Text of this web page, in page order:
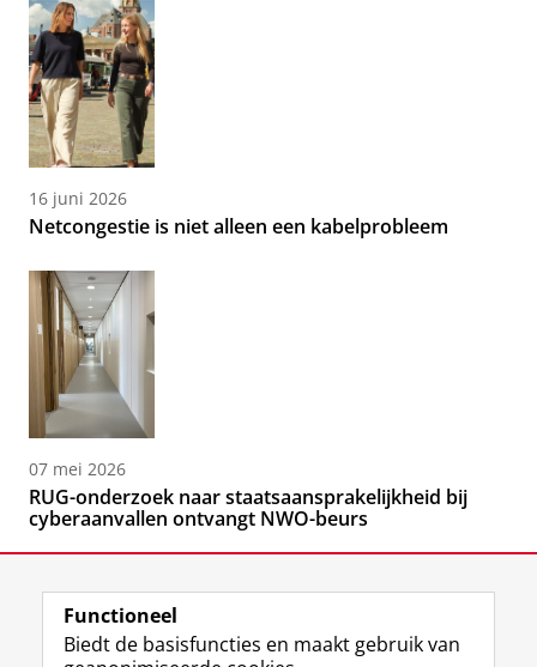
16 juni 2026
Netcongestie is niet alleen een kabelprobleem
07 mei 2026
RUG-onderzoek naar staatsaansprakelijkheid bij
cyberaanvallen ontvangt NWO-beurs
Functioneel
Biedt de basisfuncties en maakt gebruik van